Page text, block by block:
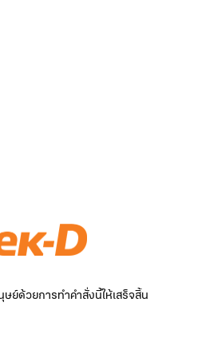
ย์ด้วยการทำคำสั่งนี้ให้เสร็จสิ้น